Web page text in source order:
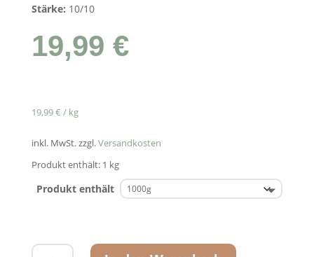
Stärke: 10/10
19,99 €
19,99€ / kg
inkl. MwSt.zzgl.Versandkosten
Produkt enthält: 1 kg
Produkt enthält
Joerges